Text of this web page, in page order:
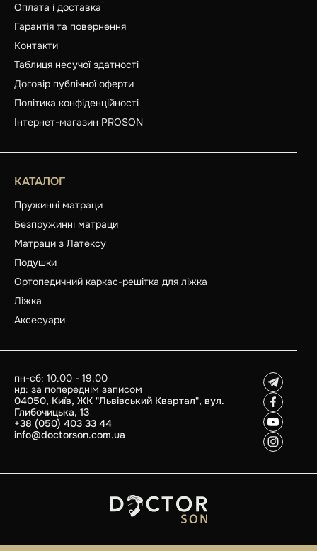
Оплата і доставка
Гарантія та повернення
Контакти
Таблиця несучої здатності
Договір публічної оферти
Політика конфіденційності
Інтернет-магазин PROSON
КАТАЛОГ
Пружинні матраци
Безпружинні матраци
Матраци з Латексу
Подушки
Ортопедичний каркас-решітка для ліжка
Ліжка
Аксесуари
пн-сб: 10.00 - 19.00
нд: за попереднім записом
04050, Київ, ЖК "Львівський Квартал", вул.
Глибочицька, 13
+38 (050) 403 33 44
info@doctorson.com.ua